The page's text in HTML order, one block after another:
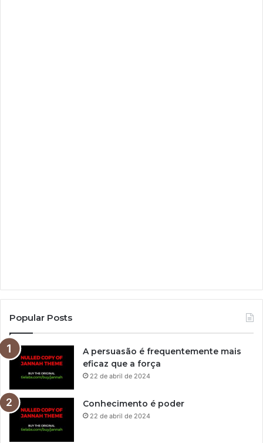
Popular Posts
A persuasão é frequentemente mais
eficaz que a força
22 de abril de 2024
Conhecimento é poder
22 de abril de 2024